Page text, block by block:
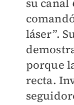
su canal
láser”.
porque
recta.